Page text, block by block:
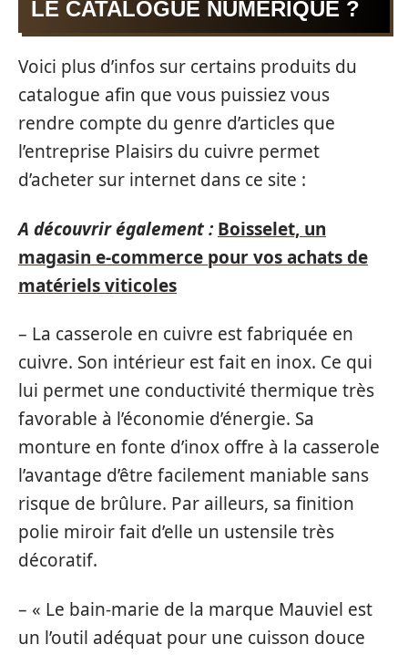
LE CATALOGUE NUMÉRIQUE ?
Voici plus d’infos sur certains produits du
catalogue afin que vous puissiez vous
rendre compte du genre d’articles que
l’entreprise Plaisirs du cuivre permet
d’acheter sur internet dans ce site :
A découvrir également : Boisselet, un
magasin e-commerce pour vos achats de
matériels viticoles
– La casserole en cuivre est fabriquée en
cuivre. Son intérieur est fait en inox. Ce qui
lui permet une conductivité thermique très
favorable à l’économie d’énergie. Sa
monture en fonte d’inox offre à la casserole
l’avantage d’être facilement maniable sans
risque de brûlure. Par ailleurs, sa finition
polie miroir fait d’elle un ustensile très
décoratif.
– « Le bain-marie de la marque Mauviel est
un l’outil adéquat pour une cuisson douce